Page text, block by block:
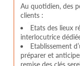
Au quotidien, des
clients :
Etats des lieux
interlocutrice
Etablissement
préparer et
remise des clés